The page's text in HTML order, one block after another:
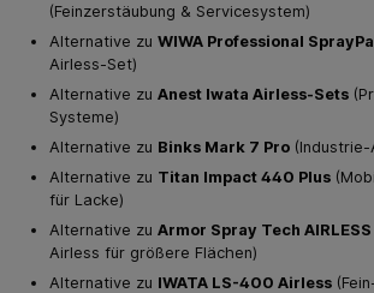
(Feinzerstäubung & Servicesystem)
Alternative zuWIWA Professional
Airless-Set)
Alternative zuAnest Iwata Airless-Sets
Systeme)
Alternative zu Binks Mark 7 Pro
Alternative zu Titan Impact 440 Plus
für Lacke)
Alternative zuArmor Spray Tech
Airless für größere Flächen)
Alternative zu IWATA LS-400 Airless